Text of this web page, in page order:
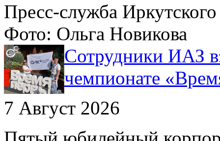
Пресс-служба
Фото: Ольга Новикова
Сотрудники ИАЗ
чемпионате
7 Август 2026